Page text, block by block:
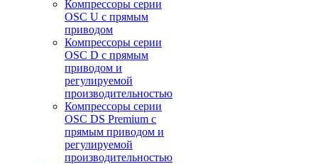
Компрессоры серии
OSC U с прямым
приводом
Компрессоры серии
OSC D с прямым
приводом и
регулируемой
производительностью
Компрессоры серии
OSC DS Premium с
прямым приводом и
регулируемой
производительностью